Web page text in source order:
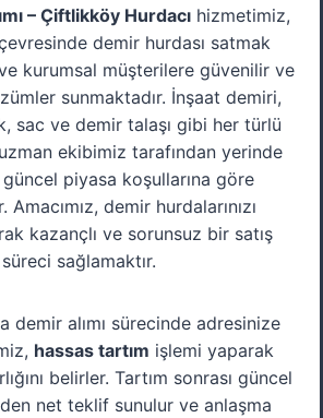
– Çiftlikköy Hurdacı hizmetimiz,
demir hurdası satmak
kurumsal müşterilere güvenilir ve
sunmaktadır. İnşaat demiri,
sac ve demir talaşı gibi her türlü
ekibimiz tarafından yerinde
piyasa koşullarına göre
Amacımız, demir hurdalarınızı
kazançlı ve sorunsuz bir satış
süreci sağlamaktır.
demir alımı sürecinde adresinize
hassas tartım işlemi yaparak
belirler. Tartım sonrası güncel
net teklif sunulur ve anlaşma